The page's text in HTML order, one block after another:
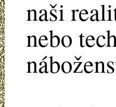
naši
nebo